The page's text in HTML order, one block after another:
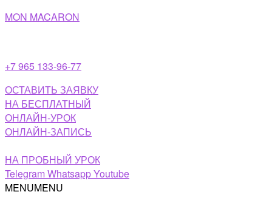
Перейти
MON MACARON
+7 965 133-96-77
ОСТАВИТЬ ЗАЯВКУ
НА БЕСПЛАТНЫЙ
ОНЛАЙН-УРОК
ОНЛАЙН-ЗАПИСЬ
НА ПРОБНЫЙ УРОК
TelegramWhatsappYoutube
MENUMENU